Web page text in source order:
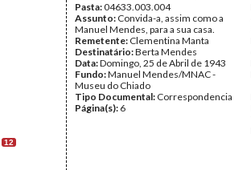
12
Pasta:04633.003.004
Assunto: Convida-a, assim como a
Manuel Mendes, para a sua casa.
Remetente: Clementina Manta
Destinatário:Berta Mendes
Data:Domingo, 25 de Abril de 1943
Fundo:Manuel Mendes/MNAC -
Museu do Chiado
Tipo Documental: Correspondencia
Página(s): 6